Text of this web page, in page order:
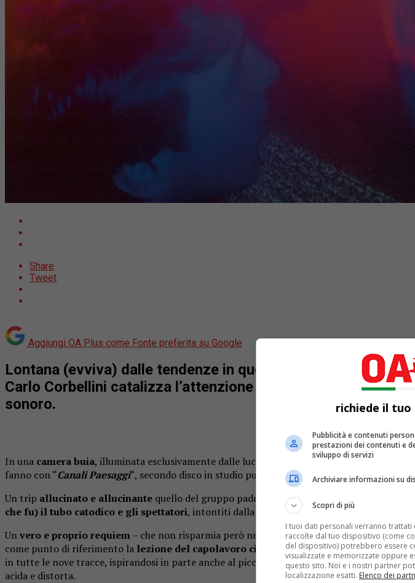
Share
Tweet
Aggiungi OA Plus come Fonte preferita su Google
Lontana (evviva) dalle tendenze in questo momento leader
Carlo Corbellini catalizza l’attenzione degli ascoltatori con
sonoro.
Canale Paesaggi |
In una camera buia, illuminata esclusivamente dalle luci intermittenti di unoschermo
fanno con “Canali Paesaggi“, secondo disco in studio pubblicato il 23 ottobre 2020per
Un trip allucinato e allucinante quello del gruppo padovano guidato da Carlo Corbellini,
che fu) il tubo catodico e gli spettatori, intontiti dalla spazzatura, dallatrasmissioni
Unvero e proprio requiem– che non risparmia però neanche i device moderni, le nuove
come punto di riferimento la lezione del capolavoro cinematografico “Videodrome” di
in tutte le nove tracce, ispirandosi in parte anche al piccolo gioiello degliArctic Monkeys“
acida e distorta.
richiede il tuo
Pubblicità e contenuti
prestazioni dei contenuti e
sviluppo di servizi
Archiviare informazioni su
Scopri di più
I tuoi dati personali verranno
raccolte dal tuo dispositivo (come
del dispositivo) potrebbero essere
visualizzate e memorizzate oppure
questo sito. Noi e i nostri partner
localizzazione esatti. Elenco dei